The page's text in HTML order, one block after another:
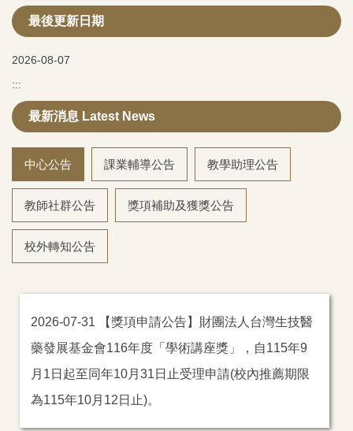
【學生自主學習募課】想開設一門有興趣的課程嗎？就
讓特雷維來幫您吧！
【教學實踐研究計畫】提升教師教學品質及促進學生學
【成大 AI 及相關學習工具參考指南】
【獎項申請】教師校外獎項與榮譽申請一覽表
【半導體產業人才培育】
教發相關資訊
教師教學專區
新進教師專區
課輔活動專區
教學助理研習專區
教學實踐研究計畫專區
最後更新日期
2026-08-07
:::
最新消息 Latest News
中心公告 課業輔導公告 教學助理公告
教師社群公告 獎項補助及獲獎公告
校外轉知公告
2026-07-31
【獎項申請公告】財團法人台灣生技醫
藥發展基金會116年度「學術講座獎」，自115年9
月1日起至同年10月31日止受理申請(校內推薦期限
為115年10月12日止)。